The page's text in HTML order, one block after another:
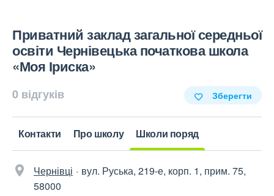
Приватний заклад загальної середньої
освіти Чернівецька початкова школа
«Моя Іриска»
0 відгуків Зберегти
Контакти Про школу Школи поряд
Чернівці
вул. Руська, 219-е, корп. 1, прим. 75,
58000